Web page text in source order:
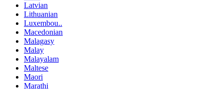
Latvian
Lithuanian
Luxembou..
Macedonian
Malagasy
Malay
Malayalam
Maltese
Maori
Marathi